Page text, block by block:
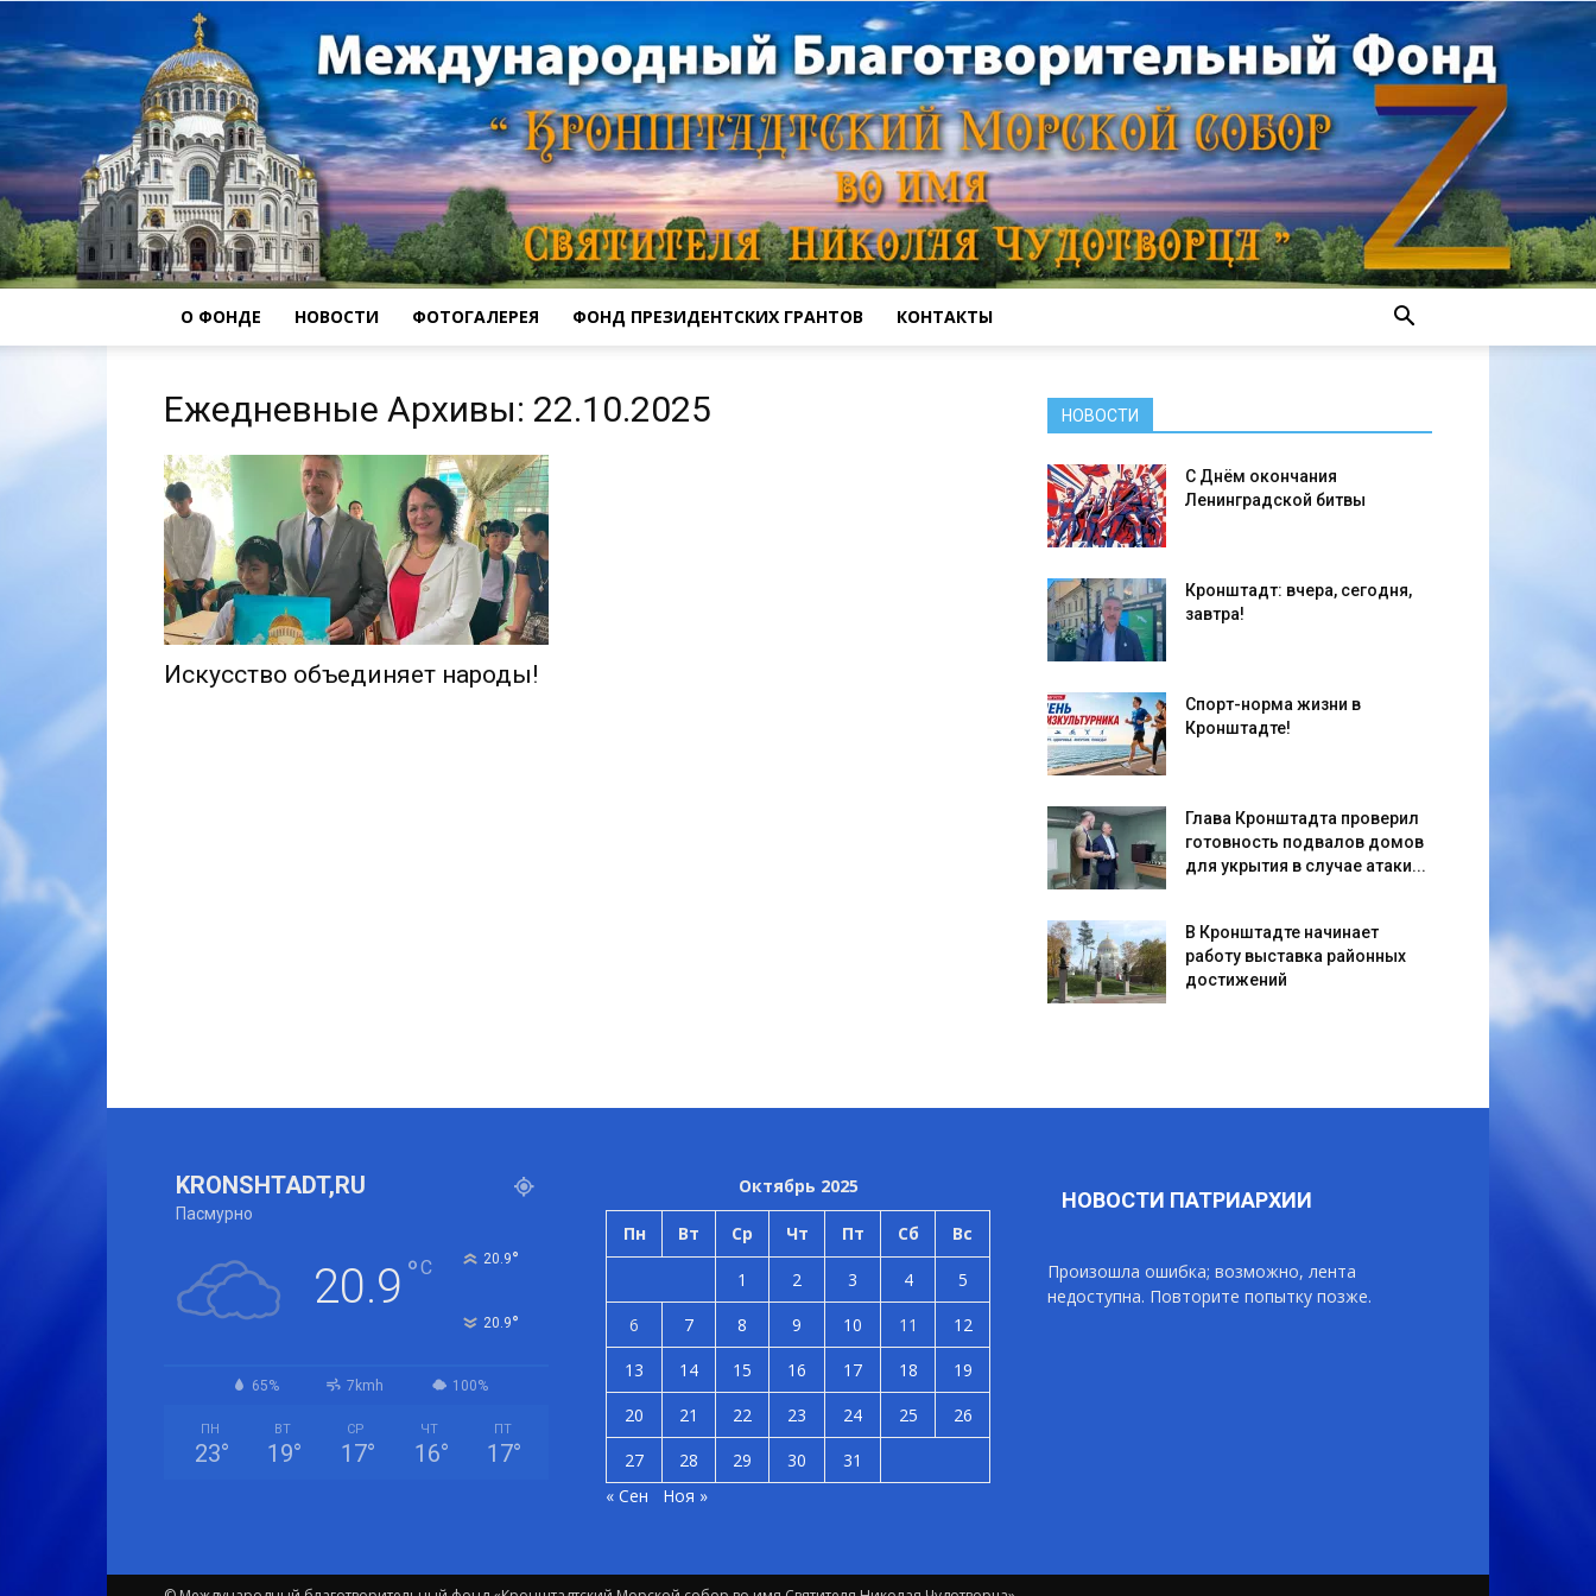
О ФОНДЕ НОВОСТИ ФОТОГАЛЕРЕЯ ФОНД ПРЕЗИДЕНТСКИХ ГРАНТОВ КОНТАКТЫ
Ежедневные Архивы: 22.10.2025
Искусство объединяет народы!
НОВОСТИ
С Днём окончания
Ленинградской битвы
Кронштадт: вчера, сегодня,
завтра!
Спорт-норма жизни в
Кронштадте!
Глава Кронштадта проверил
готовность подвалов домов
для укрытия в случае атаки...
В Кронштадте начинает
работу выставка районных
достижений
KRONSHTADT,RU
Пасмурно
20.9 °C 20.9°
20.9°
65% 7kmh 100%
ПН
23°
ВТ
19°
СР
17°
ЧТ
16°
ПТ
17°
Октябрь 2025
Пн Вт Ср Чт Пт Сб Вс
1 2 3 4
5
6
7 8 9 10 11
12
13
14 15 16 17 18
19
20
21 22 23 24 25
26
27
28 29 30
31
« Сен
Ноя »
НОВОСТИ ПАТРИАРХИИ
Произошла ошибка; возможно, лента
недоступна. Повторите попытку позже.